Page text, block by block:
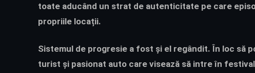
toate aducând un strat de autenticitate pe care
propriile locații.
Sistemul de progresie a fost și el regândit. În loc să
turist și pasionat auto care visează să intre în